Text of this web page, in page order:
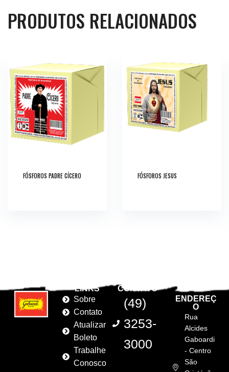
PRODUTOS RELACIONADOS
FÓSFOROS PADRE CÍCERO FÓSFOROS JESUS
LINKS
Sobre
Contato
Atualizar
Boleto
Trabalhe
Conosco
CONTATO
(49)
3253-
3000
ENDEREÇ
O
Rua
Alcides
Gaboardi
- Centro
São